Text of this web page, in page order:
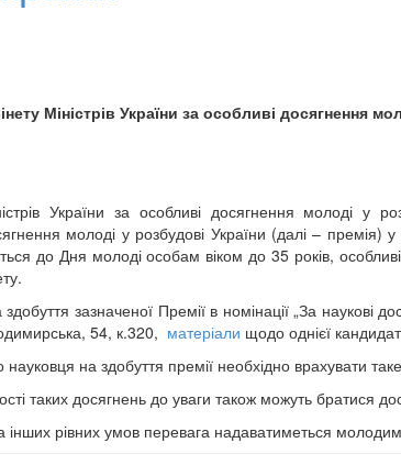
Міністрів України за особливі досягнення
України за особливі досягнення молоді у
молоді у розбудові України (далі – премія)
до Дня молоді особам віком до 35 років, особливі
зазначеної Премії в номінації „За наукові
54, к.320, матеріали щодо однієї
на здобуття премії необхідно врахувати
таких досягнень до уваги також можуть братися
інших рівних умов перевага надаватиметься